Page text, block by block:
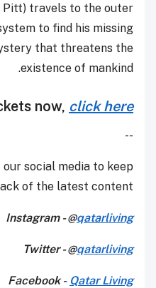
Pitt) travels to the outer
to find his missing
that threatens the
existence of mankind.
now, click here
--
social media to keep
of the latest content.
Instagram - @qatarliving
Twitter - @qatarliving
Facebook - Qatar Living